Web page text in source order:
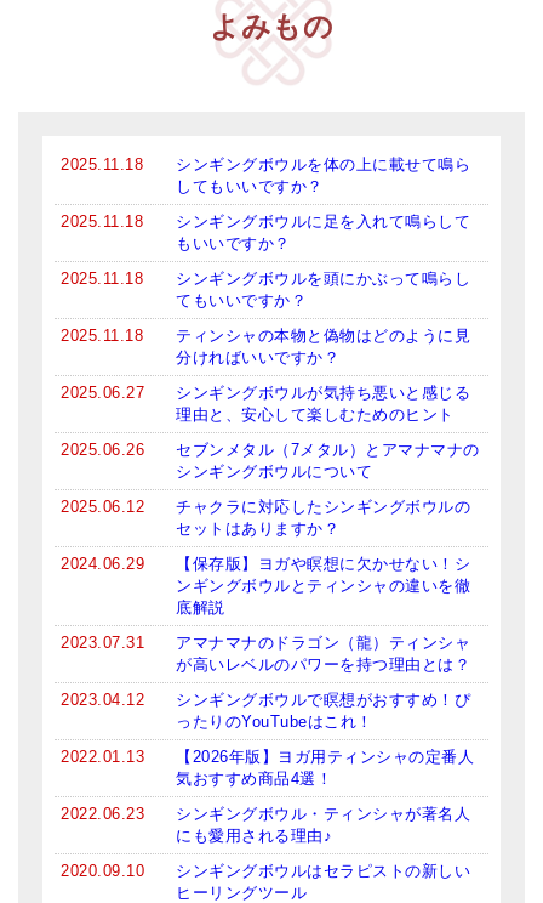
よみもの
2025.11.18
シンギングボウルを体の上に載せて鳴ら
してもいいですか？
2025.11.18
シンギングボウルに足を入れて鳴らして
もいいですか？
2025.11.18
シンギングボウルを頭にかぶって鳴らし
てもいいですか？
2025.11.18
ティンシャの本物と偽物はどのように見
分ければいいですか？
2025.06.27
シンギングボウルが気持ち悪いと感じる
理由と、安心して楽しむためのヒント
2025.06.26
セブンメタル（7メタル）とアマナマナの
シンギングボウルについて
2025.06.12
チャクラに対応したシンギングボウルの
セットはありますか？
2024.06.29
【保存版】ヨガや瞑想に欠かせない！シ
ンギングボウルとティンシャの違いを徹
底解説
2023.07.31
アマナマナのドラゴン（龍）ティンシャ
が高いレベルのパワーを持つ理由とは？
2023.04.12
シンギングボウルで瞑想がおすすめ！ぴ
ったりのYouTubeはこれ！
2022.01.13
【2026年版】ヨガ用ティンシャの定番人
気おすすめ商品4選！
2022.06.23
シンギングボウル・ティンシャが著名人
にも愛用される理由♪
2020.09.10
シンギングボウルはセラピストの新しい
ヒーリングツール